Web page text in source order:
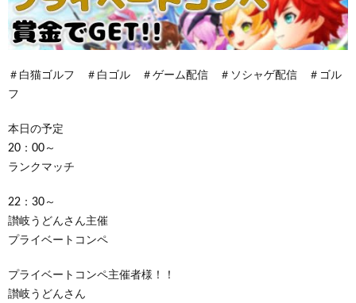
＃白猫ゴルフ ＃白ゴル ＃ゲーム配信 ＃ソシャゲ配信 ＃ゴル
フ
本日の予定
20：00～
ランクマッチ
22：30～
讃岐うどんさん主催
プライベートコンペ
プライベートコンペ主催者様！！
讃岐うどんさん